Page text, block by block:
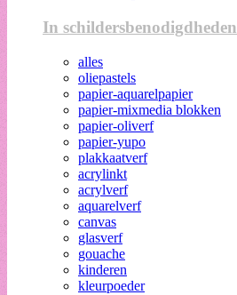
In schildersbenodigdheden
alles
oliepastels
papier-aquarelpapier
papier-mixmedia blokken
papier-oliverf
papier-yupo
plakkaatverf
acrylinkt
acrylverf
aquarelverf
canvas
glasverf
gouache
kinderen
kleurpoeder